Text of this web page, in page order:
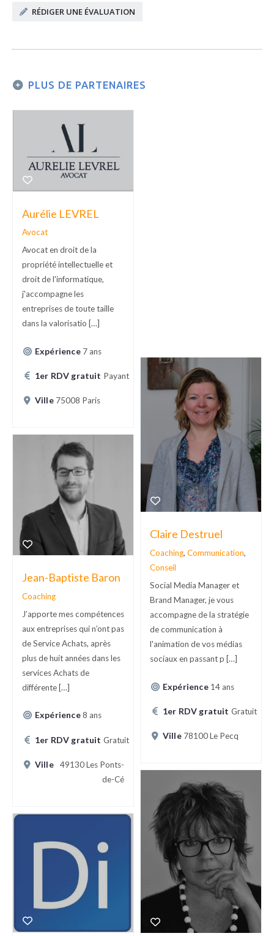
RÉDIGER UNE ÉVALUATION
PLUS DE PARTENAIRES
Aurélie LEVREL
Avocat
Avocat en droit de la
propriété intellectuelle et
droit de l'informatique,
j'accompagne les
entreprises de toute taille
dans la valorisatio […]
Expérience 7 ans
1er RDV gratuit Payant
Ville 75008 Paris
Jean-Baptiste Baron
Coaching
J’apporte mes compétences
aux entreprises qui n’ont pas
de Service Achats, après
plus de huit années dans les
services Achats de
différente […]
Expérience 8 ans
1er RDV gratuit Gratuit
Ville
49130 Les Ponts-
de-Cé
Claire Destruel
Coaching, Communication,
Conseil
Social Media Manager et
Brand Manager, je vous
accompagne de la stratégie
de communication à
l'animation de vos médias
sociaux en passant p […]
Expérience 14 ans
1er RDV gratuit Gratuit
Ville 78100 Le Pecq